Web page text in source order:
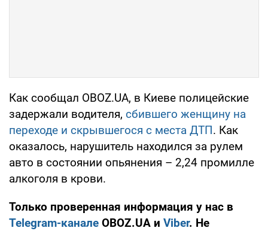
Как сообщал OBOZ.UA, в Киеве полицейские
задержали водителя, сбившего женщину на
переходе и скрывшегося с места ДТП. Как
оказалось, нарушитель находился за рулем
авто в состоянии опьянения – 2,24 промилле
алкоголя в крови.
Только проверенная информация у нас в
Telegram-канале OBOZ.UA и Viber. Не